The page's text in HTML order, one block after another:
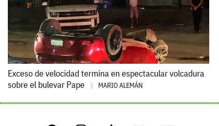
Exceso de velocidad termina en espectacular volcadura
sobre el bulevar Pape
MARIO ALEMÁN